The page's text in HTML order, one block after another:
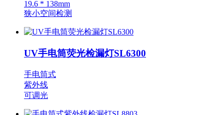
19.6 * 138mm
狭小空间检测
UV手电筒荧光检漏灯SL6300
手电筒式
紫外线
可调光